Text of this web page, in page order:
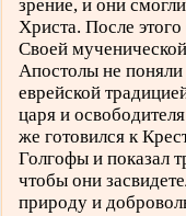
зрение, и они
Христа. После
Своей
Апостолы не поняли
еврейской
царя и
же готовился к
Голгофы и показал
чтобы они
природу и